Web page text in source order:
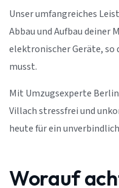
Unser umfangreiches
Abbau und Aufbau deiner
elektronischer Geräte, so
musst.
Mit Umzugsexperte
Villach stressfrei und
heute für ein
Worauf